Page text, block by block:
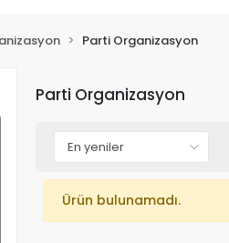
Parti Organizasyon
Parti Organizasyon
Ürün bulunamadı.